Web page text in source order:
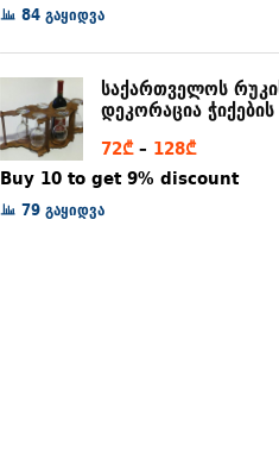
through
265₾
84 გაყიდვა
საქართველოს
დეკორაცია
72₾ – 128₾Price
range:
Buy 10 to get 9% discount
79 გაყიდვა